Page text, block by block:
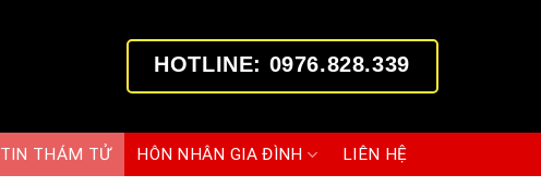
HOTLINE: 0976.828.339
TIN THÁM TỬ HÔN NHÂN GIA ĐÌNH LIÊN HỆ